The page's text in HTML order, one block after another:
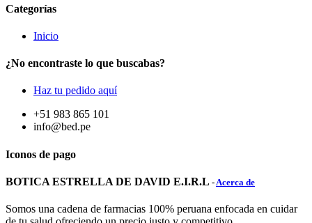
Categorías
Inicio
¿No encontraste lo que buscabas?
Haz tu pedido aquí
+51 983 865 101
info@bed.pe
Iconos de pago
BOTICA ESTRELLA DE DAVID E.I.R.L - Acerca de
Somos una cadena de farmacias 100% peruana enfocada en cuidar